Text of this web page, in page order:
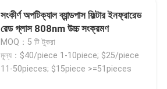
সংকীর্ণ অপটিক্যাল ব্যান্ডপাস ফিল্টার ইনফ্রারেড
রেড গ্লাস 808nm উচ্চ সংক্রমণ
MOQ：5 টি টুকরা
মূল্য：$40/piece 1-10piece; $25/piece
11-50pieces; $15piece >=51pieces